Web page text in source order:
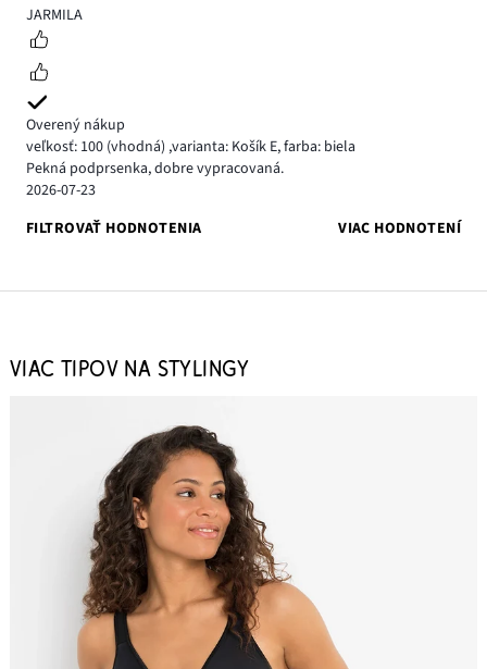
5
JARMILA
Overený nákup
veľkosť: 100 (vhodná) ,varianta: Košík E,farba: biela
Pekná podprsenka, dobre vypracovaná.
2026-07-23
FILTROVAŤ HODNOTENIA
VIAC HODNOTENÍ
VIAC TIPOV NA STYLINGY